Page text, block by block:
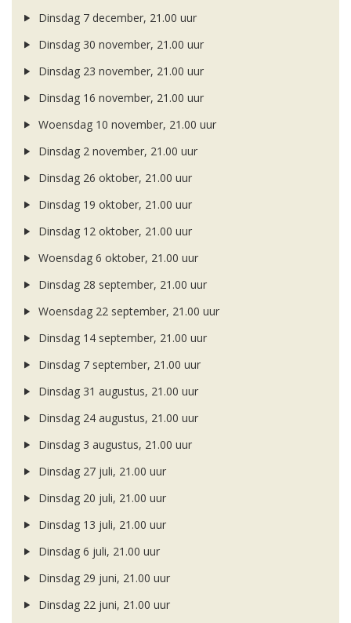
Dinsdag 7 december, 21.00 uur
Dinsdag 30 november, 21.00 uur
Dinsdag 23 november, 21.00 uur
Dinsdag 16 november, 21.00 uur
Woensdag 10 november, 21.00 uur
Dinsdag 2 november, 21.00 uur
Dinsdag 26 oktober, 21.00 uur
Dinsdag 19 oktober, 21.00 uur
Dinsdag 12 oktober, 21.00 uur
Woensdag 6 oktober, 21.00 uur
Dinsdag 28 september, 21.00 uur
Woensdag 22 september, 21.00 uur
Dinsdag 14 september, 21.00 uur
Dinsdag 7 september, 21.00 uur
Dinsdag 31 augustus, 21.00 uur
Dinsdag 24 augustus, 21.00 uur
Dinsdag 3 augustus, 21.00 uur
Dinsdag 27 juli, 21.00 uur
Dinsdag 20 juli, 21.00 uur
Dinsdag 13 juli, 21.00 uur
Dinsdag 6 juli, 21.00 uur
Dinsdag 29 juni, 21.00 uur
Dinsdag 22 juni, 21.00 uur